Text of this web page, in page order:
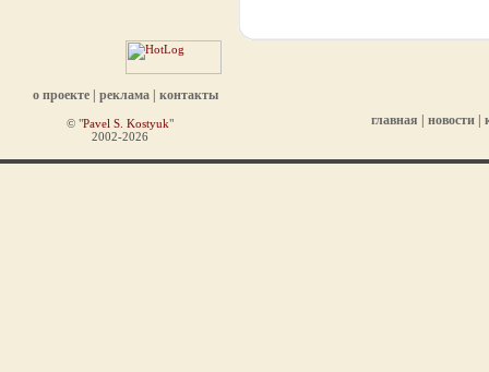
о проекте реклама контакты
© "Pavel S. Kostyuk"
2002-2026
главная новости